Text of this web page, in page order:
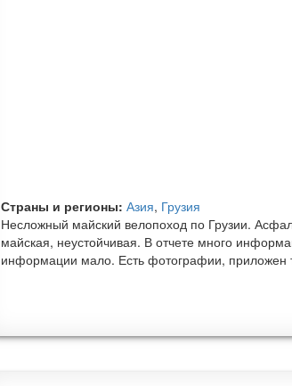
Страны и регионы: Азия, Грузия
Несложный майский велопоход по Грузии.
майская, неустойчивая. В отчете много
информации мало. Есть фотографии, приложен